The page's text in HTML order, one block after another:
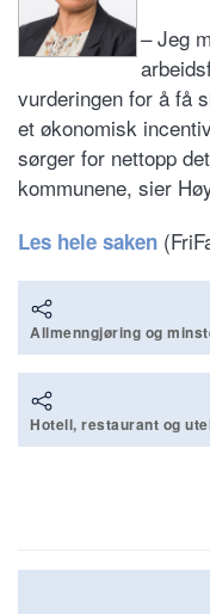
– Jeg
vurderingen for å få
et økonomisk
sørger for nettopp
kommunene, sier
Les hele saken
Allmenngjøring og
Hotell, restaurant og